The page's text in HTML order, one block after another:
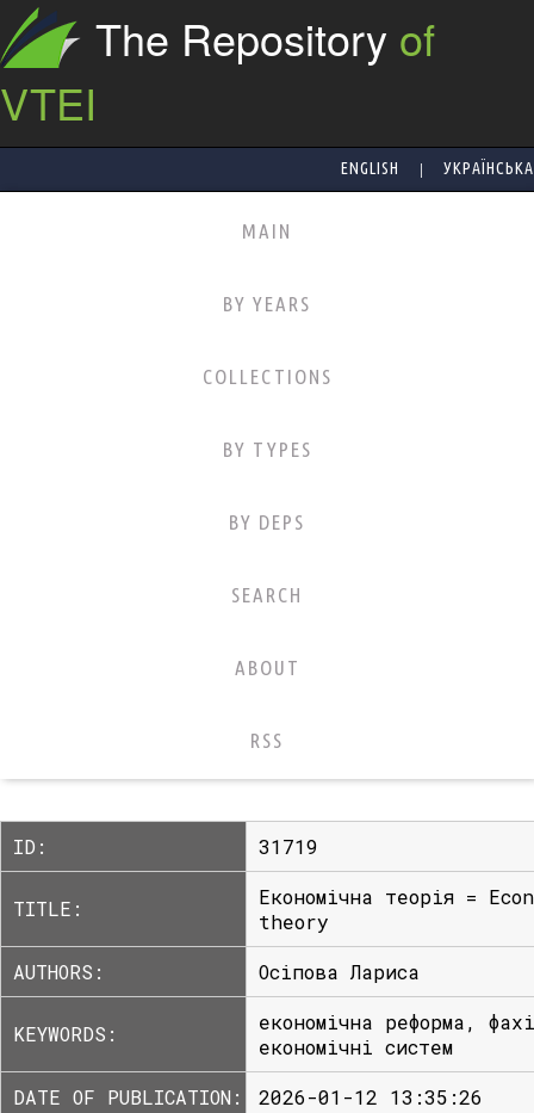
The Repository of
VTEI
ENGLISH | УКРАЇНСЬКА
MAIN
BY YEARS
COLLECTIONS
BY TYPES
BY DEPS
SEARCH
ABOUT
RSS
ID: 31719
TITLE:
Економічна теорія =
theory
AUTHORS:
Осіпова Лариса
KEYWORDS:
економічна реформа,
економічні систем
DATE OF PUBLICATION:
2026-01-12 13:35:26